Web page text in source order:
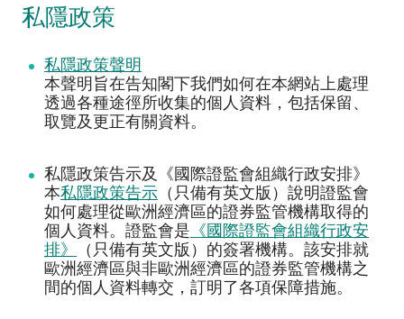
監管職能
規則及標準
資料庫
新聞稿及公布
加入本會
私隱政策
私隱政策聲明
本聲明旨在告知閣下我們如何在本網站上處理
透過各種途徑所收集的個人資料，包括保留、
取覽及更正有關資料。
私隱政策告示及《國際證監會組織行政安排》
本私隱政策告示 （只備有英文版）說明證監會
如何處理從歐洲經濟區的證券監管機構取得的
個人資料。證監會是 《國際證監會組織行政安
排》
（只備有英文版）的簽署機構。該安排就
歐洲經濟區與非歐洲經濟區的證券監管機構之
間的個人資料轉交，訂明了各項保障措施。